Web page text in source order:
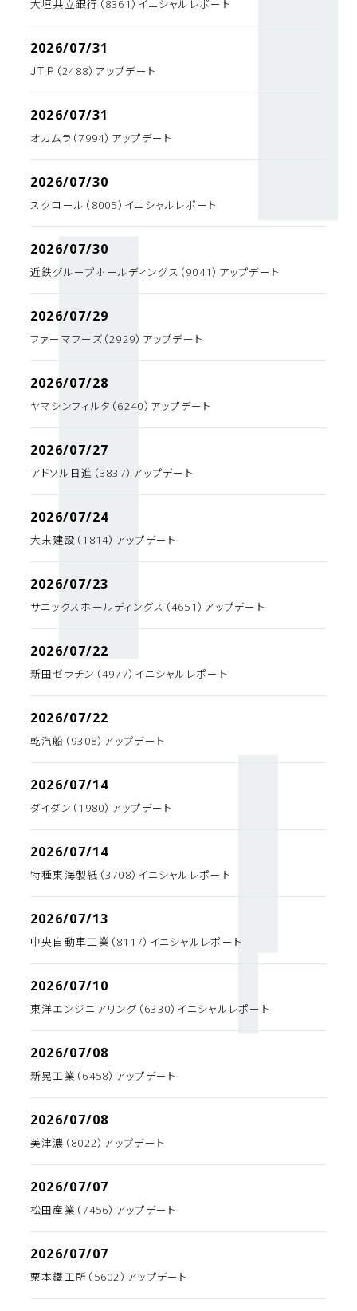
大垣共立銀行（8361）イニシャルレポート
2026/07/31
ＪＴＰ（2488）アップデート
2026/07/31
オカムラ（7994）アップデート
2026/07/30
スクロール（8005）イニシャルレポート
2026/07/30
近鉄グループホールディングス（9041）アップデート
2026/07/29
ファーマフーズ（2929）アップデート
2026/07/28
ヤマシンフィルタ（6240）アップデート
2026/07/27
アドソル日進（3837）アップデート
2026/07/24
大末建設（1814）アップデート
2026/07/23
サニックスホールディングス（4651）アップデート
2026/07/22
新田ゼラチン（4977）イニシャルレポート
2026/07/22
乾汽船（9308）アップデート
2026/07/14
ダイダン（1980）アップデート
2026/07/14
特種東海製紙（3708）イニシャルレポート
2026/07/13
中央自動車工業（8117）イニシャルレポート
2026/07/10
東洋エンジニアリング（6330）イニシャルレポート
2026/07/08
新晃工業（6458）アップデート
2026/07/08
美津濃（8022）アップデート
2026/07/07
松田産業（7456）アップデート
2026/07/07
栗本鐵工所（5602）アップデート